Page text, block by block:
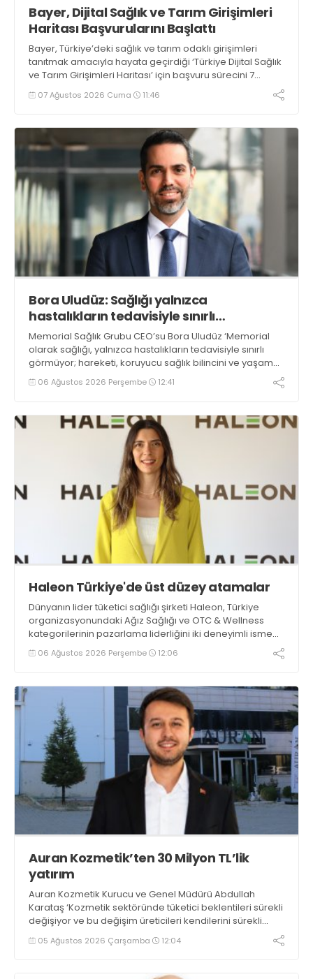
Bayer, Dijital Sağlık ve Tarım Girişimleri
Haritası Başvurularını Başlattı
Bayer, Türkiye’deki sağlık ve tarım odaklı girişimleri
tanıtmak amacıyla hayata geçirdiği ‘Türkiye Dijital Sağlık
ve Tarım Girişimleri Haritası’ için başvuru sürecini 7
Ağustos itibarıyla başlattı
07 Ağustos 2026 Cuma 11:46
Bora Uludüz: Sağlığı yalnızca
hastalıkların tedavisiyle sınırlı
görmüyoruz
Memorial Sağlık Grubu CEO’su Bora Uludüz ‘Memorial
olarak sağlığı, yalnızca hastalıkların tedavisiyle sınırlı
görmüyor; hareketi, koruyucu sağlık bilincini ve yaşam
kalitesini destekleyen her adımı bu yaklaşımın ayrılmaz
bir parçası olarak değerlendiriyoruz. Sporun düzenli ve
hem fiziksel hem de zihinsel iyilik halini güçlendirdiğine
inanıyoruz’ dedi
06 Ağustos 2026 Perşembe 12:41
Haleon Türkiye'de üst düzey atamalar
Dünyanın lider tüketici sağlığı şirketi Haleon, Türkiye
organizasyonundaki Ağız Sağlığı ve OTC & Wellness
kategorilerinin pazarlama liderliğini iki deneyimli isme
emanet etti. Ağız Sağlığı Kategorisi Liderliğine Işıl
Sağlam Balaban getirilirken, OTC & Wellness Kategorisi
06 Ağustos 2026 Perşembe 12:06
Auran Kozmetik’ten 30 Milyon TL’lik
yatırım
Auran Kozmetik Kurucu ve Genel Müdürü Abdullah
Karataş ‘Kozmetik sektöründe tüketici beklentileri sürekli
değişiyor ve bu değişim üreticileri kendilerini sürekli
geliştirmeye yönlendiriyor. Hedeflerimiz doğrultusunda
uluslararası pazardaki gücümüzü artırmak amacıyla
05 Ağustos 2026 Çarşamba 12:04